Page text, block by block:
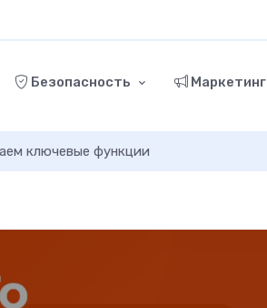
Безопасность Маркетинг
ключевые функции